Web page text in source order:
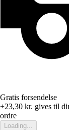
Gratis forsendelse
+23,30 kr. gives til
ordre
Loading...